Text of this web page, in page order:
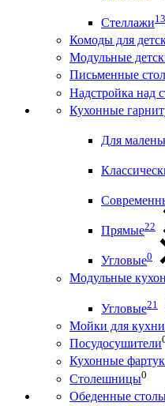
Стеллажи13
Комоды для
Модульные
Письменные
Надстройка над
Кухонные
Для
Прямые22
Угловые0
Модульные
Угловые21
Мойки для кухни
Посудосушители
Кухонные
Столешницы0
Обеденные